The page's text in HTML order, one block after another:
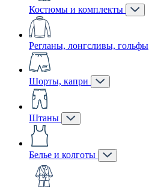
Костюмы и комплекты
Регланы, лонгсливы, гольфы
Шорты, капри
Штаны
Белье и колготы